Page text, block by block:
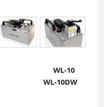
WL-10
WL-10DW